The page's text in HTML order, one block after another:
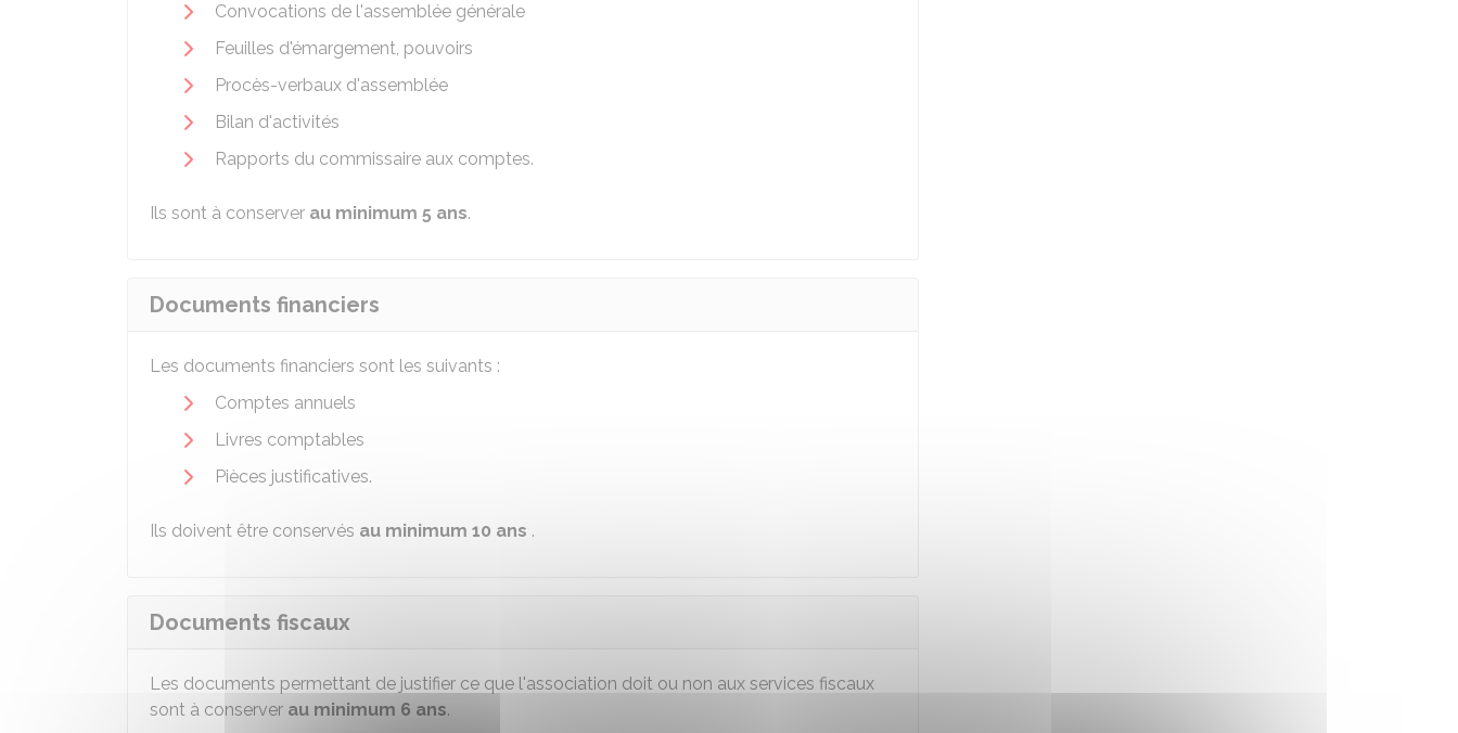
Convocations de l'assemblée générale
Feuilles d'émargement, pouvoirs
Procès-verbaux d'assemblée
Bilan d'activités
Rapports du commissaire aux comptes.
Ils sont à conserver au minimum 5 ans.
Documents financiers
Les documents financiers sont les suivants :
Comptes annuels
Livres comptables
Pièces justificatives.
Ils doivent être conservés au minimum 10 ans .
Documents fiscaux
Les documents permettant de justifier ce que l'association doit ou non aux services fiscaux
sont à conserver au minimum 6 ans.